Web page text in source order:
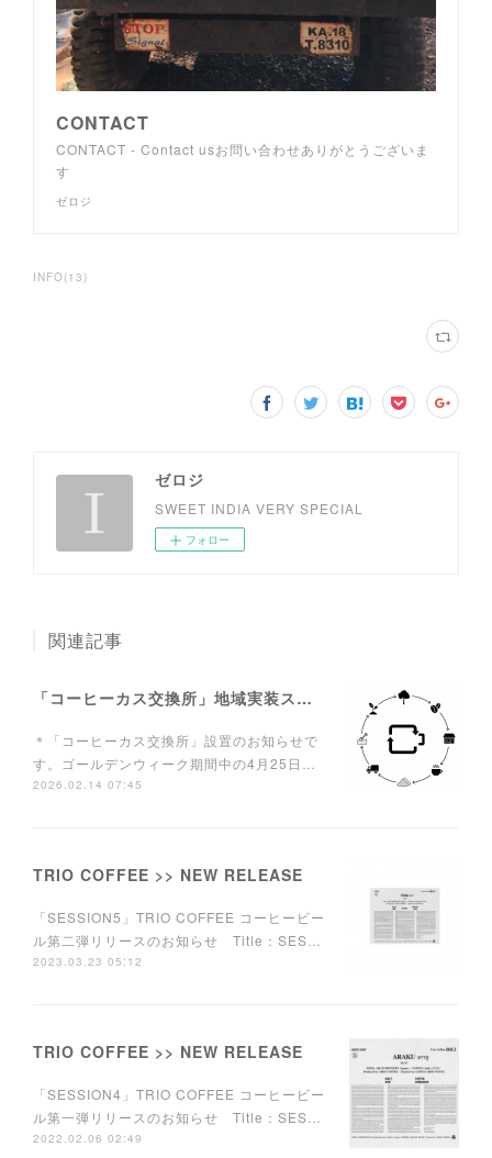
CONTACT
CONTACT - Contact usお問い合わせありがとうございま
す
ゼロジ
INFO(13)
ゼロジ
SWEET INDIA VERY SPECIAL
フォロー
関連記事
「コーヒーカス交換所」地域実装スタート！
＊「コーヒーカス交換所」設置のお知らせで
す。ゴールデンウィーク期間中の4月25日…
2026.02.14 07:45
TRIO COFFEE >> NEW RELEASE
「SESSION5」TRIO COFFEE コーヒービー
ル第二弾リリースのお知らせ Title：SES…
2023.03.23 05:12
TRIO COFFEE >> NEW RELEASE
「SESSION4」TRIO COFFEE コーヒービー
ル第一弾リリースのお知らせ Title：SES…
2022.02.06 02:49